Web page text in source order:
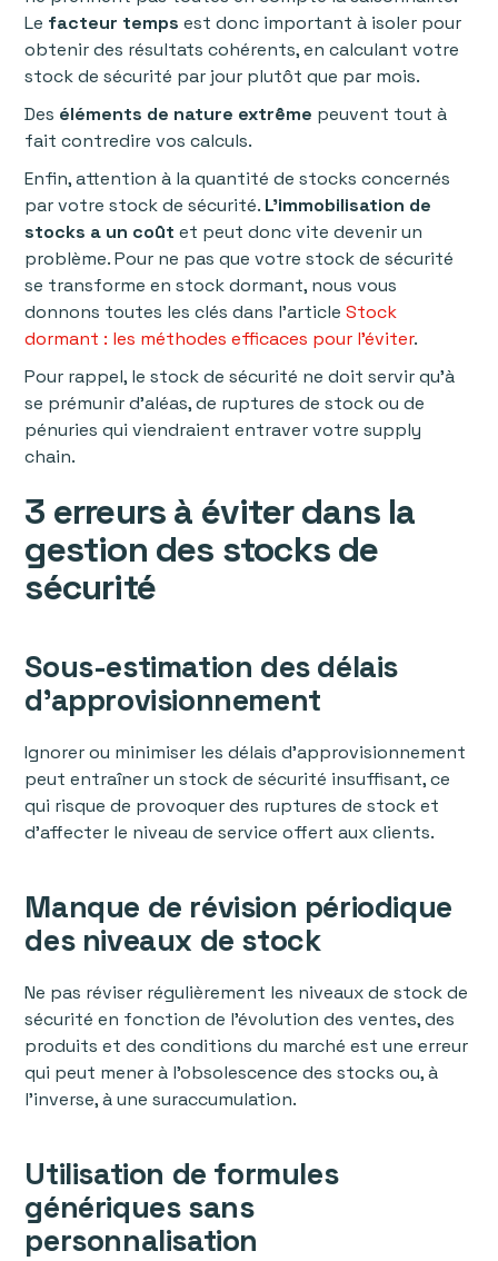
Le facteur temps est donc important à isoler pour
obtenir des résultats cohérents, en calculant votre
stock de sécurité par jour plutôt que par mois.
Des éléments de nature extrême peuvent tout à
fait contredire vos calculs.
Enfin, attention à la quantité de stocks concernés
par votre stock de sécurité. L’immobilisation de
stocks a un coûtet peut donc vite devenir un
problème. Pour ne pas que votre stock de sécurité
se transforme en stock dormant, nous vous
donnons toutes les clés dans l'articleStock
dormant : les méthodes efficaces pour l'éviter.
Pour rappel, le stock de sécurité ne doit servir qu’à
se prémunir d’aléas, de ruptures de stock ou de
pénuries qui viendraient entraver votre supply
chain.
3 erreurs à éviter dans la
gestion des stocks de
sécurité
Sous-estimation des délais
d'approvisionnement
Ignorer ou minimiser les délais d'approvisionnement
peut entraîner un stock de sécurité insuffisant, ce
qui risque de provoquer des ruptures de stock et
d'affecter le niveau de service offert aux clients.
Manque de révision périodique
des niveaux de stock
Ne pas réviser régulièrement les niveaux de stock de
sécurité en fonction de l'évolution des ventes, des
produits et des conditions du marché est une erreur
qui peut mener à l'obsolescence des stocks ou, à
l'inverse, à une suraccumulation.
Utilisation de formules
génériques sans
personnalisation